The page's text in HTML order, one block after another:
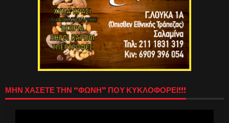
ΜΗΝ ΧΑΣΕΤΕ ΤΗΝ “ΦΩΝΗ” ΠΟΥ ΚΥΚΛΟΦΟΡΕΙ!!!